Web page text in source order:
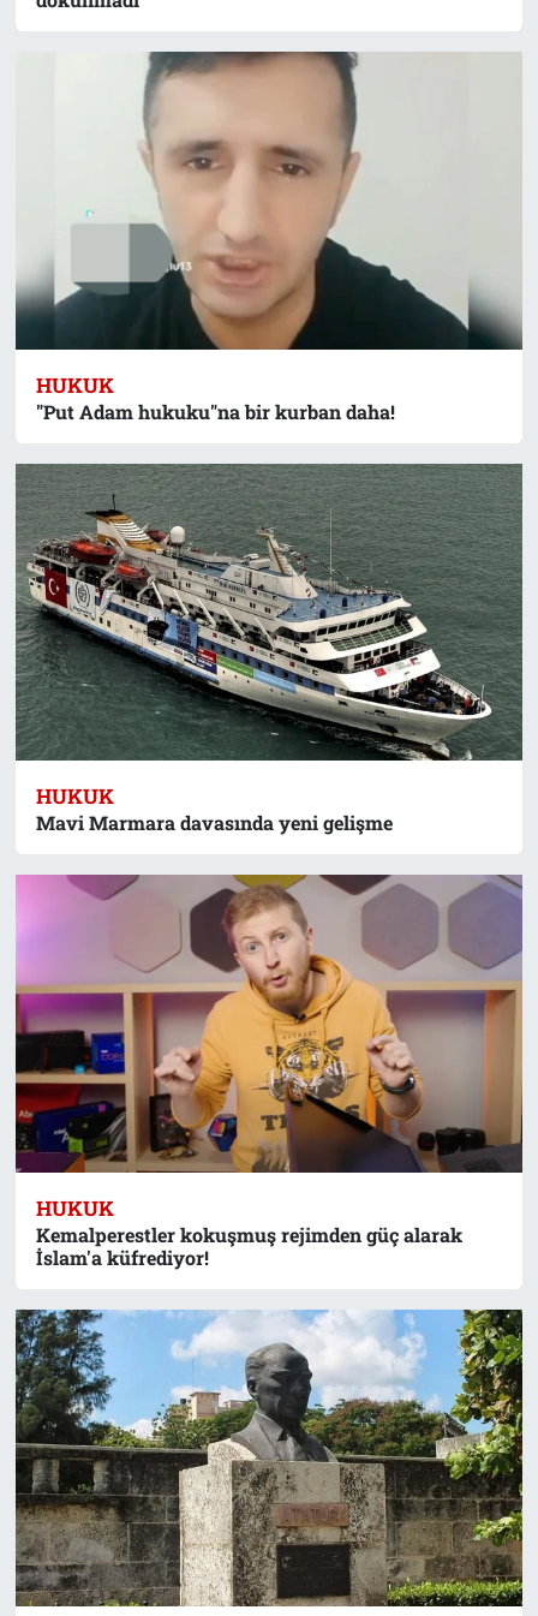
HUKUK
"Put Adam hukuku"na bir kurban daha!
HUKUK
Mavi Marmara davasında yeni gelişme
HUKUK
Kemalperestler kokuşmuş rejimden güç alarak
İslam'a küfrediyor!